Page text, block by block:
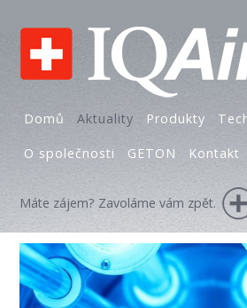
Domů Aktuality Produkty
O společnosti GETON Kontakt
Máte zájem? Zavoláme vám zpět.